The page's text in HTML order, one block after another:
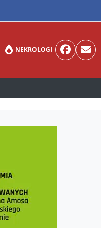
NEKROLOGI